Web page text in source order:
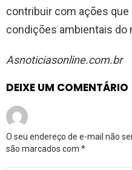
contribuir com ações
condições ambientais do
Asnoticiasonline.com.br
DEIXE UM COMENTÁRIO
O seu endereço de e-mail não
são marcados com *